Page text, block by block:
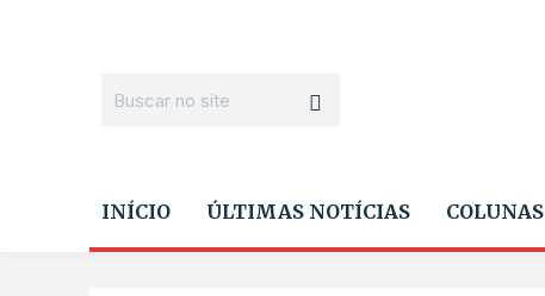
INÍCIO ÚLTIMAS NOTÍCIAS COLUNAS